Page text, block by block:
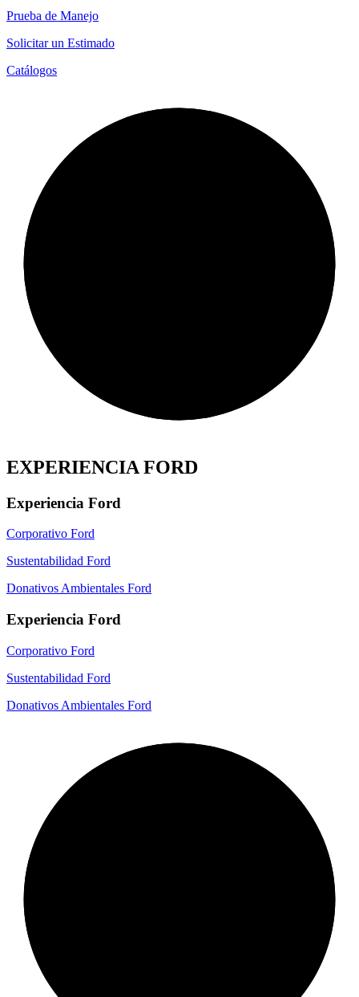
Prueba de Manejo
Solicitar un Estimado
Catálogos
EXPERIENCIA FORD
Experiencia Ford
Corporativo Ford
Sustentabilidad Ford
Donativos Ambientales Ford
Experiencia Ford
Corporativo Ford
Sustentabilidad Ford
Donativos Ambientales Ford